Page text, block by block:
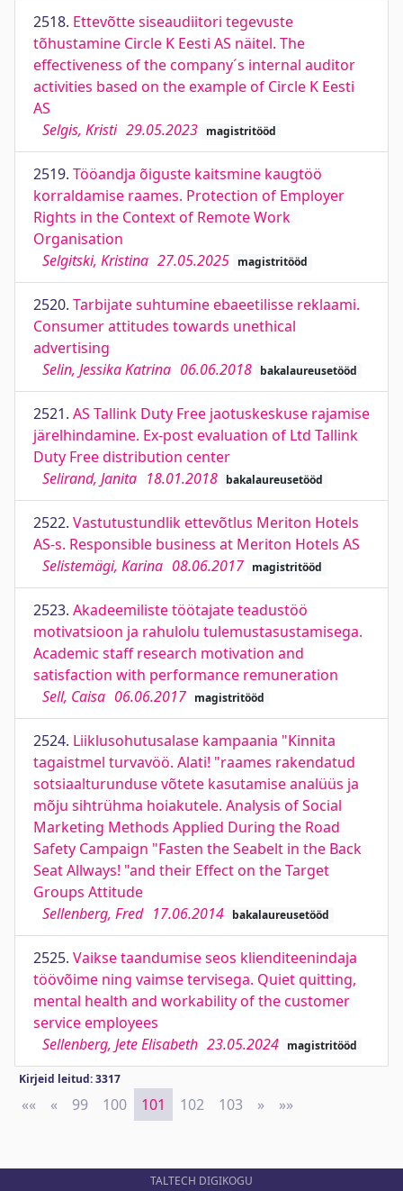
2518. Ettevõtte siseaudiitori tegevuste
tõhustamine Circle K Eesti AS näitel. The
effectiveness of the company´s internal auditor
activities based on the example of Circle K Eesti
AS
Selgis, Kristi 29.05.2023 magistritööd
2519. Tööandja õiguste kaitsmine kaugtöö
korraldamise raames. Protection of Employer
Rights in the Context of Remote Work
Organisation
Selgitski, Kristina 27.05.2025 magistritööd
2520. Tarbijate suhtumine ebaeetilisse reklaami.
Consumer attitudes towards unethical
advertising
Selin, Jessika Katrina 06.06.2018 bakalaureusetööd
2521. AS Tallink Duty Free jaotuskeskuse rajamise
järelhindamine. Ex-post evaluation of Ltd Tallink
Duty Free distribution center
Selirand, Janita 18.01.2018 bakalaureusetööd
2522. Vastutustundlik ettevõtlus Meriton Hotels
AS-s. Responsible business at Meriton Hotels AS
Selistemägi, Karina 08.06.2017 magistritööd
2523. Akadeemiliste töötajate teadustöö
motivatsioon ja rahulolu tulemustasustamisega.
Academic staff research motivation and
satisfaction with performance remuneration
Sell, Caisa 06.06.2017 magistritööd
2524. Liiklusohutusalase kampaania "Kinnita
tagaistmel turvavöö. Alati! "raames rakendatud
sotsiaalturunduse võtete kasutamise analüüs ja
mõju sihtrühma hoiakutele. Analysis of Social
Marketing Methods Applied During the Road
Safety Campaign "Fasten the Seabelt in the Back
Seat Allways! "and their Effect on the Target
Groups Attitude
Sellenberg, Fred 17.06.2014 bakalaureusetööd
2525. Vaikse taandumise seos klienditeenindaja
töövõime ning vaimse tervisega. Quiet quitting,
mental health and workability of the customer
service employees
Sellenberg, Jete Elisabeth 23.05.2024 magistritööd
Kirjeid leitud: 3317
«« First
« Previous
99 100 101 102 103 » Next
»»
TALTECH DIGIKOGU